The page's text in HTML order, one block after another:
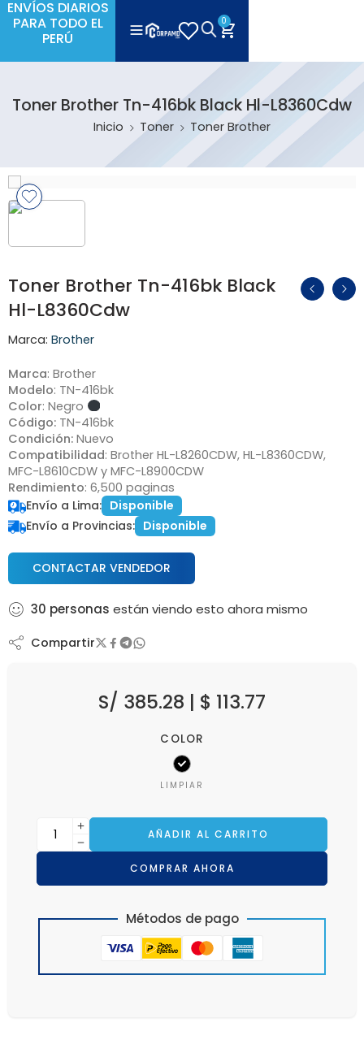
ENVÍOS DIARIOS
PARA TODO EL
PERÚ
0
Toner Brother Tn-416bk Black Hl-L8360Cdw
Inicio Toner Toner Brother
Toner Brother Tn-416bk Black
Hl-L8360Cdw
Marca: Brother
Marca: Brother
Modelo: TN-416bk
Color: Negro
Código: TN-416bk
Condición: Nuevo
Compatibilidad: Brother HL-L8260CDW, HL-L8360CDW,
MFC-L8610CDW y MFC-L8900CDW
Rendimiento: 6,500 paginas
Envío a Lima: Disponible
Envío a Provincias: Disponible
CONTACTAR VENDEDOR
30 personas están viendo esto ahora mismo
Compartir
S/ 385.28 | $ 113.77
COLOR
LIMPIAR
AÑADIR AL CARRITO
COMPRAR AHORA
Métodos de pago